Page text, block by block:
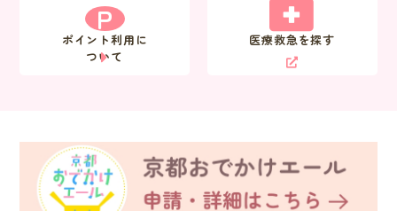
P
ポイント利用に
ついて
医療救急を探す